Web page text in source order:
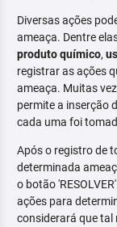
Diversas ações
ameaça. Dentre
produto químico,
registrar as ações
ameaça. Muitas
permite a inserção
cada uma foi
Após o registro de
determinada
o botão
ações para
considerará que tal